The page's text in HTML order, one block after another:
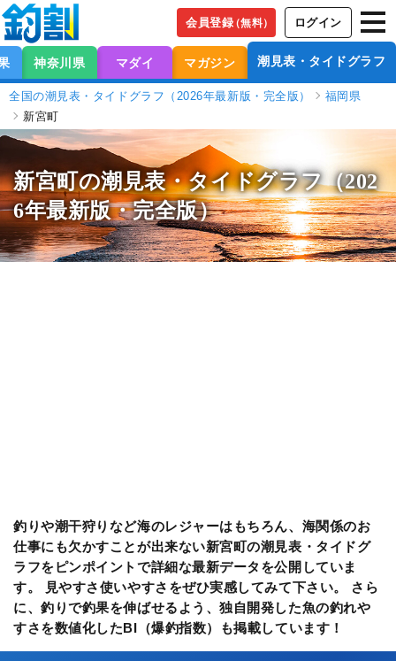
会員登録（無料） ログイン
神奈川県 マダイ マガジン 潮見表・タイドグラフ
全国の潮見表・タイドグラフ（2026年最新版・完全版）
福岡県
新宮町
新宮町の潮見表・タイドグラフ（202
6年最新版・完全版）
釣りや潮干狩りなど海のレジャーはもちろん、海関係のお
仕事にも欠かすことが出来ない新宮町の潮見表・タイドグ
ラフをピンポイントで詳細な最新データを公開していま
す。 見やすさ使いやすさをぜひ実感してみて下さい。 さら
に、釣りで釣果を伸ばせるよう、独自開発した魚の釣れや
すさを数値化したBI（爆釣指数）も掲載しています！